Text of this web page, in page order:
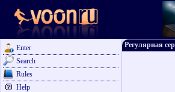
Enter
Search
Rules
Help
Регулярная